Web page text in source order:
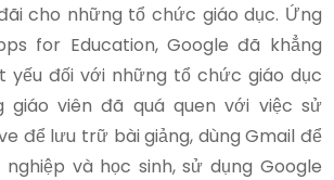
cho những tổ chức giáo dục. Ứng
for Education, Google đã khẳng
yếu đối với những tổ chức giáo dục
giáo viên đã quá quen với việc sử
để lưu trữ bài giảng, dùng Gmail để
và học sinh, sử dụng Google